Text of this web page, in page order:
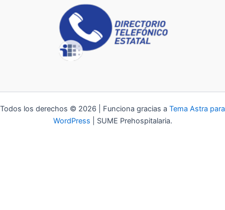
Todos los derechos © 2026 | Funciona gracias a Tema Astra para
WordPress | SUME Prehospitalaria.